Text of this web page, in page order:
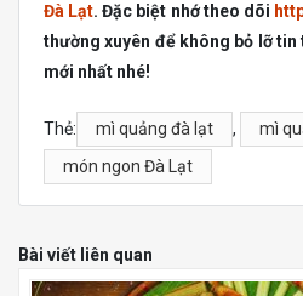
Đà Lạt. Đặc biệt nhớ theo dõi
thường xuyên để không bỏ lỡ tin
mới nhất nhé!
Thẻ: mì quảng đà lạt , mì
món ngon Đà Lạt
Bài viết liên quan